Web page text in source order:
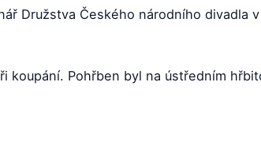
Družstva Českého národního divadla
koupání. Pohřben byl na ústředním